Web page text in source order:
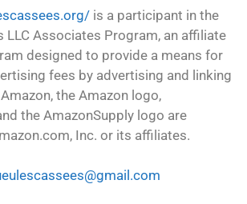
is a participant in the
LLC Associates Program, an affiliate
designed to provide a means for
fees by advertising and linking
the Amazon logo,
the AmazonSupply logo are
Inc. or its affiliates.